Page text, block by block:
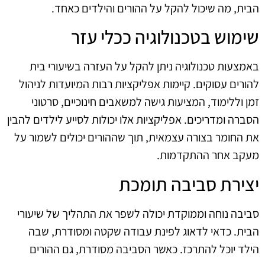
הבית, מה שיכול להקל על ההורים והילדים כאחד.
שימוש בטכנולוגיה ככלי עזר
באמצעות טכנולוגיה ניתן להקל על העזרה בשיעורי בית
להורים עסוקים. קיימות אפליקציות רבות המיועדות לניהול
זמן וללימוד, המציעות גישה למשאבים חינוכיים, סרטוני
הסברה ומדריכים. אפליקציות אלו יכולות לסייע לילדים להבין
את החומר בצורה עצמאית, תוך שההורים יכולים לשמור על
מעקב אחר ההתקדמות.
יצירת סביבה תומכת
סביבה נוחה וממוקדת יכולה לשפר את התהליך של שיעורי
הבית. כדאי לדאוג לפינת עבודה שקטה ומסודרת, שבה
הילד יוכל להתרכז. כאשר הסביבה מסודרת, גם ההורים